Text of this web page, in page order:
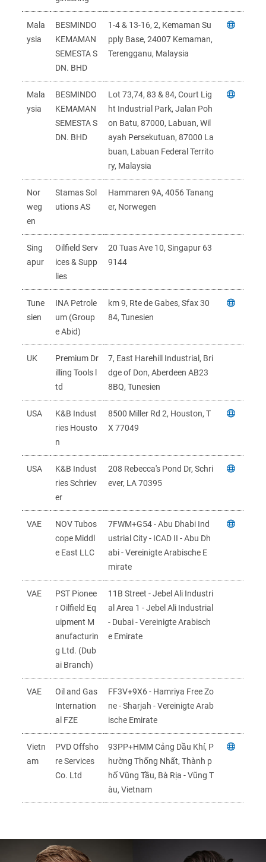
Mala
ysia
BESMINDO
KEMAMAN
SEMESTA S
DN. BHD
1-4 & 13-16, 2, Kemaman Su
pply Base, 24007 Kemaman,
Terengganu, Malaysia
Mala
ysia
BESMINDO
KEMAMAN
SEMESTA S
DN. BHD
Lot 73,74, 83 & 84, Court Lig
ht Industrial Park, Jalan Poh
on Batu, 87000, Labuan, Wil
ayah Persekutuan, 87000 La
buan, Labuan Federal Territo
ry, Malaysia
Nor
weg
en
Stamas Sol
utions AS
Hammaren 9A, 4056 Tanang
er, Norwegen
Sing
apur
Oilfield Serv
ices & Supp
lies
20 Tuas Ave 10, Singapur 63
9144
Tune
sien
INA Petrole
um (Group
e Abid)
km 9, Rte de Gabes, Sfax 30
84, Tunesien
UK
Premium Dr
illing Tools l
td
7, East Harehill Industrial, Bri
dge of Don, Aberdeen AB23
8BQ, Tunesien
USA
K&B Indust
ries Housto
n
8500 Miller Rd 2, Houston, T
X 77049
USA
K&B Indust
ries Schriev
er
208 Rebecca's Pond Dr, Schri
ever, LA 70395
VAE
NOV Tubos
cope Middl
e East LLC
7FWM+G54 - Abu Dhabi Ind
ustrial City - ICAD II - Abu Dh
abi - Vereinigte Arabische E
mirate
VAE
PST Pionee
r Oilfield Eq
uipment M
anufacturin
g Ltd. (Dub
ai Branch)
11B Street - Jebel Ali Industri
al Area 1 - Jebel Ali Industrial
- Dubai - Vereinigte Arabisch
e Emirate
VAE
Oil and Gas
Internation
al FZE
FF3V+9X6 - Hamriya Free Zo
ne - Sharjah - Vereinigte Arab
ische Emirate
Vietn
am
PVD Offsho
re Services
Co. Ltd
93PP+HMM Cảng Dầu Khí, P
hường Thống Nhất, Thành p
hố Vũng Tầu, Bà Rịa - Vũng T
àu, Vietnam